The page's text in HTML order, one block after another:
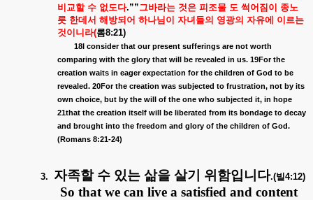
비교할 수 없도다.””그바라는 것은 피조물 도 썩어짐이
종노
릇 한데서 해방되어 하나님이 자녀들의 영광의 자유에 이르는
것이니라(롬8:21)
18I consider that our present sufferings are not worth
comparing with the glory that will be revealed in us. 19For the
creation waits in eager expectation for the children of God to be
revealed. 20For the creation was subjected to frustration, not by its
own choice, but by the will of the one who subjected it, in hope
21that the creation itself will be liberated from its bondage to decay
and brought into the freedom and glory of the children of God.
(Romans 8:21-24)
3. 자족할 수 있는 삶을 살기 위함입니다.(빌4:12)
So that we can live a satisfied and content